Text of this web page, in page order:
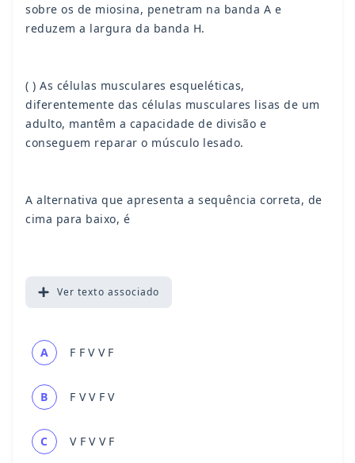
sobre os de miosina, penetram na banda A e
reduzem a largura da banda H.
( ) As células musculares esqueléticas,
diferentemente das células musculares lisas de um
adulto, mantêm a capacidade de divisão e
conseguem reparar o músculo lesado.
A alternativa que apresenta a sequência correta, de
cima para baixo, é
Ver texto associado
A F F V V F
B F V V F V
C V F V V F